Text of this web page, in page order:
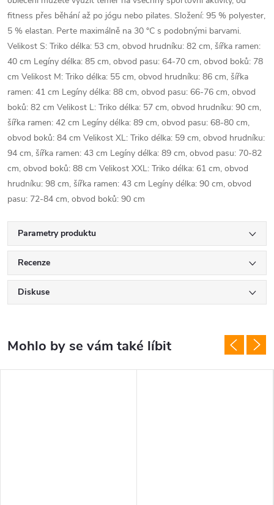
fitness přes běhání až po jógu nebo pilates. Složení: 95 % polyester,
5 % elastan. Perte maximálně na 30 °C s podobnými barvami.
Velikost S: Triko délka: 53 cm, obvod hrudníku: 82 cm, šířka ramen:
40 cm Legíny délka: 85 cm, obvod pasu: 64-70 cm, obvod boků: 78
cm Velikost M: Triko délka: 55 cm, obvod hrudníku: 86 cm, šířka
ramen: 41 cm Legíny délka: 88 cm, obvod pasu: 66-76 cm, obvod
boků: 82 cm Velikost L: Triko délka: 57 cm, obvod hrudníku: 90 cm,
šířka ramen: 42 cm Legíny délka: 89 cm, obvod pasu: 68-80 cm,
obvod boků: 84 cm Velikost XL: Triko délka: 59 cm, obvod hrudníku:
94 cm, šířka ramen: 43 cm Legíny délka: 89 cm, obvod pasu: 70-82
cm, obvod boků: 88 cm Velikost XXL: Triko délka: 61 cm, obvod
hrudníku: 98 cm, šířka ramen: 43 cm Legíny délka: 90 cm, obvod
pasu: 72-84 cm, obvod boků: 90 cm
Parametry produktu
Recenze
Diskuse